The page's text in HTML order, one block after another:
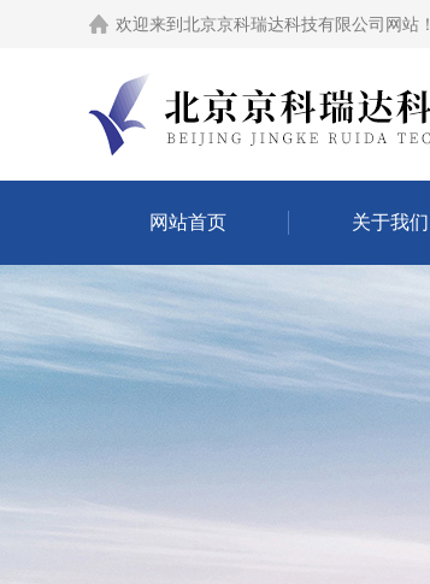
欢迎来到 北京京科瑞达科技有限公司网站 ！
网站首页 关于我们